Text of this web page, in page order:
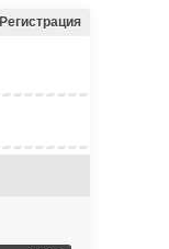
Регистрация